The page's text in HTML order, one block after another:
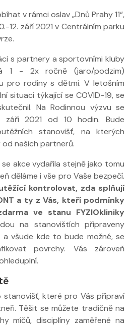
v rámci oslav „Dnů Prahy 11“,
12. září 2021 v Centrálním parku
s partnery a sportovními kluby
1 - 2x ročně (jaro/podzim)
pro rodiny s dětmi. V letošním
situaci týkající se COVID-19, se
Na Rodinnou výzvu se
září 2021 od 10 hodin. Bude
stanovišť, na kterých
našich partnerů.
akce vydařila stejně jako tomu
děláme i vše pro Vaše bezpečí.
kontrolovat, zda splňují
a ty z Vás, kteří podmínky
ve stanu FYZIOkliniky
na stanovištích připraveny
všude kde to bude možné, se
povrchy. Vás zároveň
stanovišť, které pro Vás připraví
Těšit se můžete tradičně na
míčů, disciplíny zaměřené na